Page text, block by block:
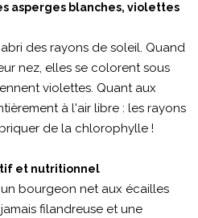
asperges blanches, violettes
des rayons de soleil. Quand
nez, elles se colorent sous
violettes. Quant aux
à l'air libre : les rayons
de la chlorophylle !
et nutritionnel
bourgeon net aux écailles
filandreuse et une